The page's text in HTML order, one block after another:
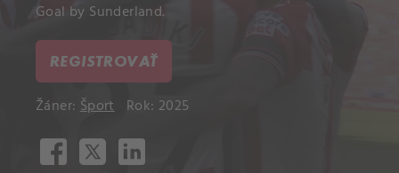
Goal by Sunderland.
REGISTROVAŤ
Žáner: Šport Rok: 2025